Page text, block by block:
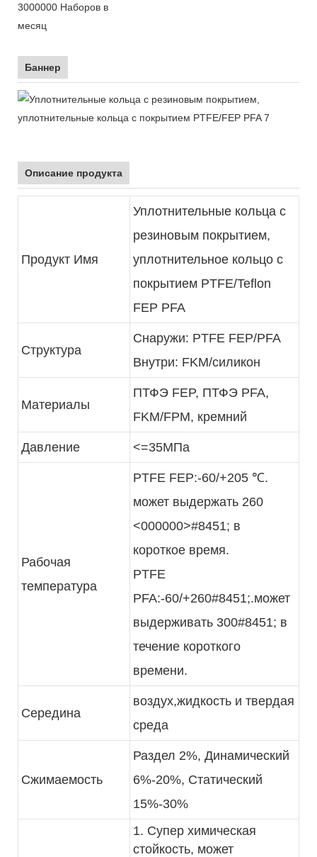
3000000 Наборов в
месяц
Баннер
Описание продукта
Продукт Имя
Уплотнительные кольца с
резиновым покрытием,
уплотнительное кольцо с
покрытием PTFE/Teflon
FEP PFA
Структура
Снаружи: PTFE FEP/PFA
Внутри: FKM/силикон
Материалы
ПТФЭ FEP, ПТФЭ PFA,
FKM/FPM, кремний
Давление <=35МПа
Рабочая
температура
PTFE FEP:-60/+205 ℃.
может выдержать 260
<000000>#8451; в
короткое время.
PTFE
PFA:-60/+260#8451;.может
выдерживать 300#8451; в
течение короткого
времени.
Середина
воздух,жидкость и твердая
среда
Сжимаемость
Раздел 2%, Динамический
6%-20%, Статический
15%-30%
1. Супер химическая
стойкость, может